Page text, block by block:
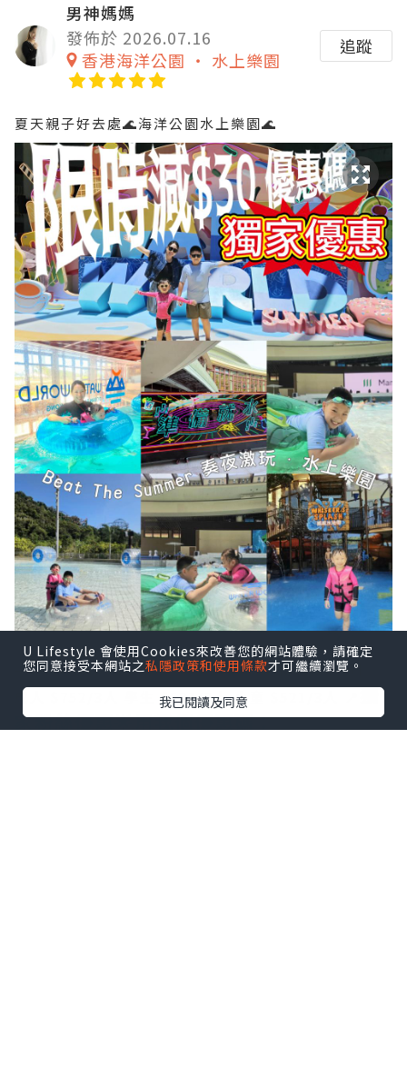
男神媽媽
發佈於 2026.07.16
香港海洋公園 ‧ 水上樂園
追蹤
夏天親子好去處🌊海洋公園水上樂園🌊
➖️➖️➖️ 🌍Trip.com 香港平台做緊［3人同行優惠價］
成人 $752/3人
學生 $521/3人 小童 $521/3人
獨
家粉絲優惠🌟用我個優惠碼：
U Lifestyle 會使用Cookies來改善您的網站體驗，請確定
您同意接受本網站之私隱政策和使用條款才可繼續瀏覽。
我已閱讀及同意